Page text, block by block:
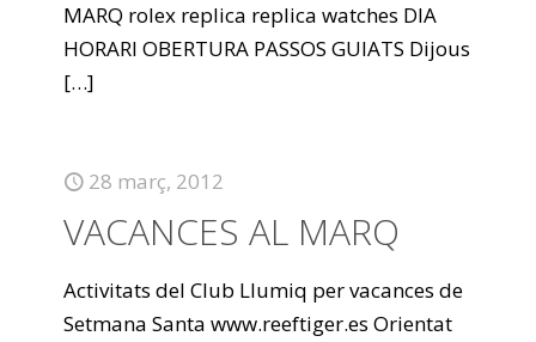
MARQ rolex replica replica watches DIA
HORARI OBERTURA PASSOS GUIATS Dijous
[…]
28 març, 2012
VACANCES AL MARQ
Activitats del Club Llumiq per vacances de
Setmana Santa www.reeftiger.es Orientat